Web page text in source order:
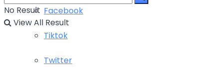
Facebook
Tiktok
Twitter
No Result
View All Result